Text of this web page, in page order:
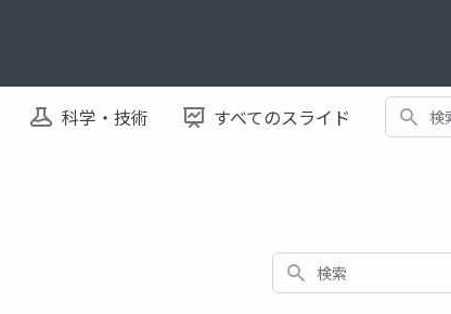
科学・技術 すべてのスライド 検索
検索